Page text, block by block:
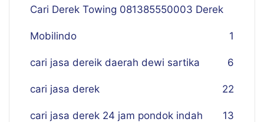
Cari Derek Towing 081385550003 Derek
Mobilindo 1
cari jasa dereik daerah dewi sartika 6
cari jasa derek 22
cari jasa derek 24 jam pondok indah 13